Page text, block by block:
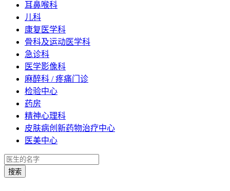
耳鼻喉科
儿科
康复医学科
骨科及运动医学科
急诊科
医学影像科
麻醉科 / 疼痛门诊
检验中心
药房
精神心理科
皮肤病创新药物治疗中心
医美中心